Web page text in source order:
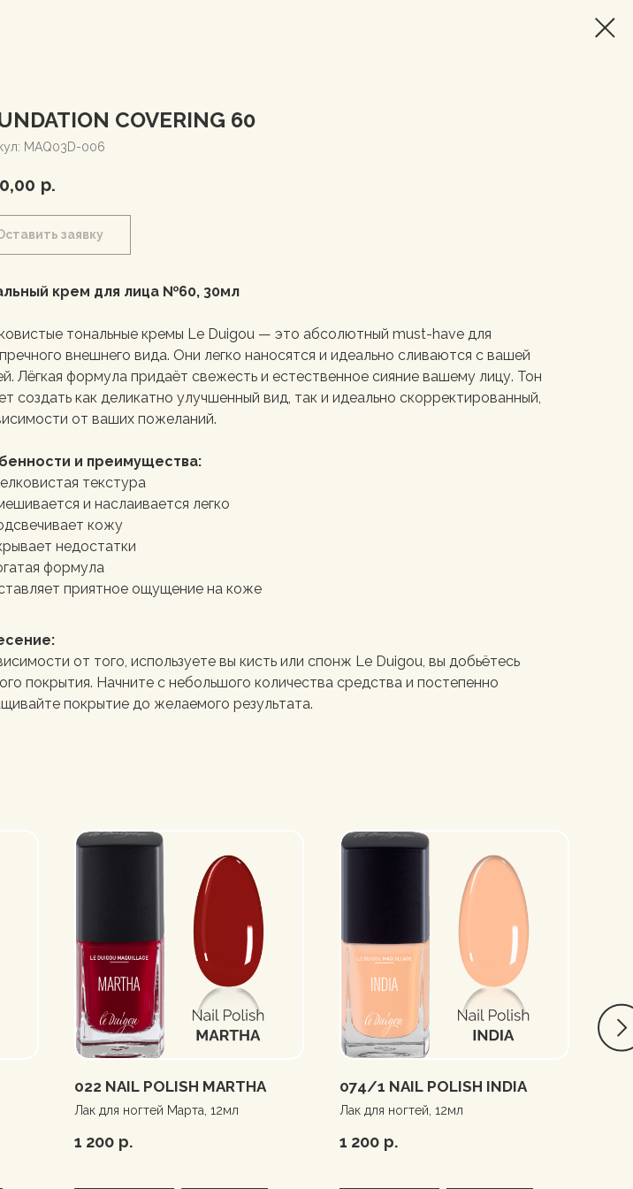
COVERING 60
MAQ03D-006
р.
заявку
крем для лица №60, 30мл
тональные кремы Le Duigou — это абсолютный must-have для
внешнего вида. Они легко наносятся и идеально сливаются с вашей
Лёгкая формула придаёт свежесть и естественное сияние вашему лицу. Тон
создать как деликатно улучшенный вид, так и идеально скорректированный,
от ваших пожеланий.
и преимущества:
текстура
и наслаивается легко
кожу
недостатки
формула
приятное ощущение на коже
от того, используете вы кисть или спонж Le Duigou, вы добьётесь
покрытия. Начните с небольшого количества средства и постепенно
покрытие до желаемого результата.
022 NAIL POLISH MARTHA
Лак для ногтей Марта, 12мл
1 200 р.
074/1 NAIL POLISH INDIA
Лак для ногтей, 12мл
1 200 р.